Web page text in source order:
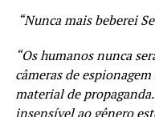
“Nunca mais beberei
“Os humanos nunca
câmeras de
material de
insensível ao gênero